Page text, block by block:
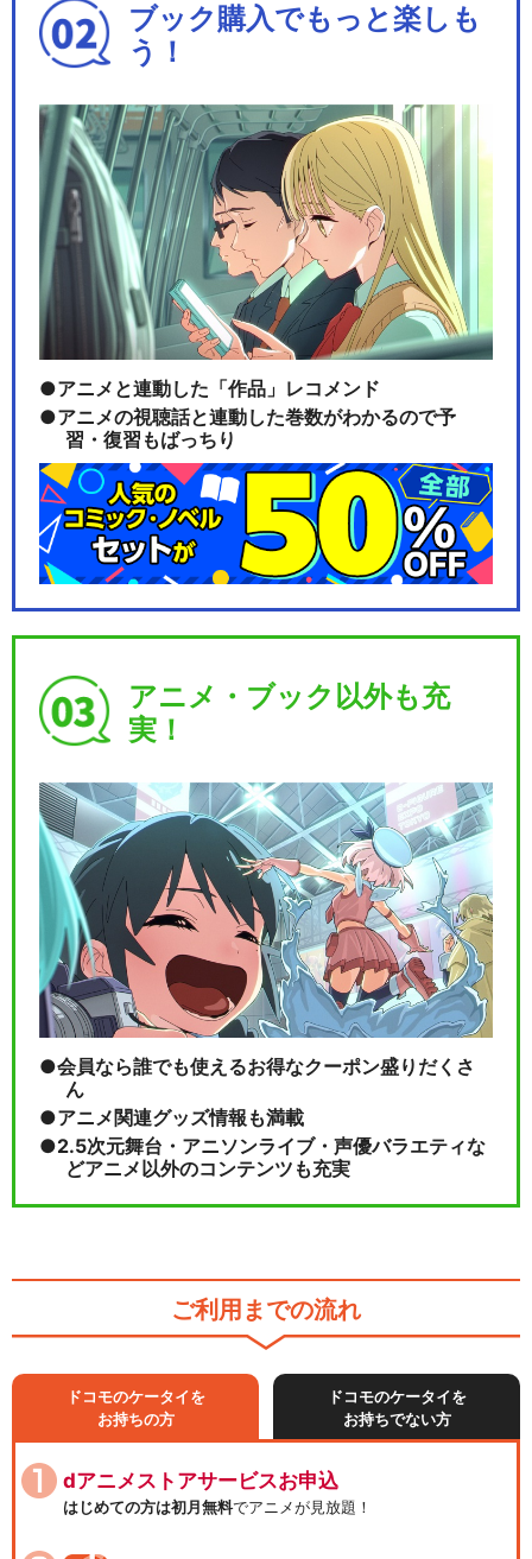
ブック購入でもっと楽しも
う！
アニメと連動した「作品」レコメンド
アニメの視聴話と連動した巻数がわかるので予
習・復習もばっちり
アニメ・ブック以外も充
実！
会員なら誰でも使えるお得なクーポン盛りだくさ
ん
アニメ関連グッズ情報も満載
2.5次元舞台・アニソンライブ・声優バラエティな
どアニメ以外のコンテンツも充実
ご利用までの流れ
ドコモのケータイを
お持ちの方
ドコモのケータイを
お持ちでない方
dアニメストアサービスお申込
はじめての方は初月無料でアニメが見放題！